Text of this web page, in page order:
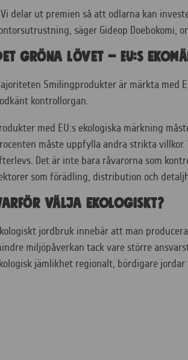
delar ut premien så att odlarna kan
säger Gideop Doebokomi,
gröna lövet – EU:s
Smilingprodukter är märkta med
kontrollorgan.
med EU:s ekologiska märkning
måste uppfylla andra strikta
Det är inte bara råvarorna som
som förädling, distribution och
välja ekologiskt?
jordbruk innebär att man
miljöpåverkan tack vare större
jämlikhet regionalt, bördigare